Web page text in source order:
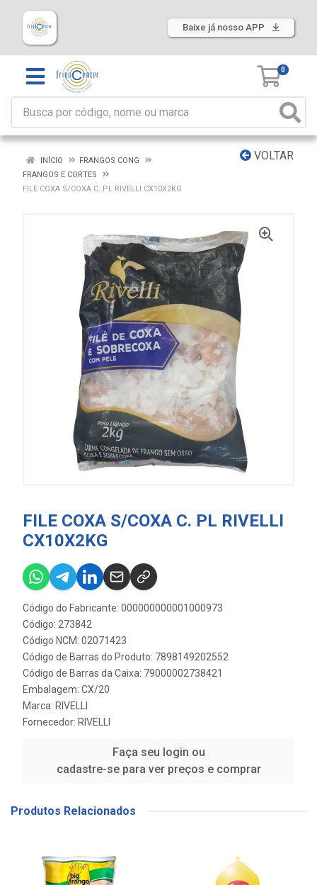
Baixe já nosso APP
0
VOLTAR
INÍCIO
FRANGOS CONG
FRANGOS E CORTES
FILE COXA S/COXA C. PL RIVELLI CX10X2KG
FILE COXA S/COXA C. PL RIVELLI
CX10X2KG
Código do Fabricante: 000000000001000973
Código: 273842
Código NCM: 02071423
Código de Barras do Produto: 7898149202552
Código de Barras da Caixa: 79000002738421
Embalagem: CX/20
Marca: RIVELLI
Fornecedor: RIVELLI
Faça seu login ou
cadastre-se para ver preços e comprar
Produtos Relacionados